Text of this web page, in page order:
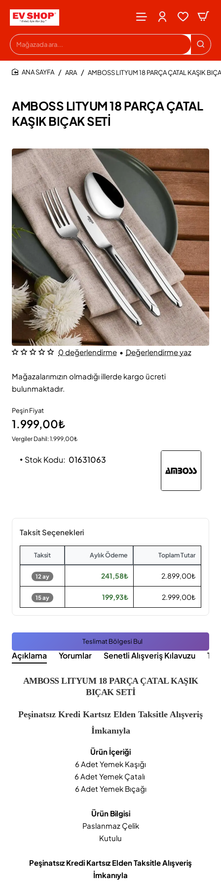
Mağazada
ara...
AMBOSS LITYUM 18 PARÇA ÇATAL
KAŞIK BIÇAK SETİ
ARA AMBOSS LITYUM 18 PARÇA ÇATAL KAŞIK
Mağazalarımızın olmadığı illerde kargo ücreti
bulunmaktadır.
0 değerlendirme • Değerlendirme yaz
Peşin Fiyat
1.999,00₺
Vergiler Dahil: 1.999,00₺
Stok Kodu: 01631063
Taksit Seçenekleri
Taksit Aylık Ödeme Toplam Tutar
12 ay 241,58₺ 2.899,00₺
15 ay 199,93₺ 2.999,00₺
Teslimat Bölgesi Bul
Açıklama Yorumlar Senetli Alışveriş Kılavuzu
AMBOSS LITYUM 18 PARÇA ÇATAL KAŞIK
BIÇAK SETİ
Peşinatsız Kredi Kartsız Elden Taksitle Alışveriş
İmkanıyla
Ürün İçeriği
6 Adet Yemek Kaşığı
6 Adet Yemek Çatalı
6 Adet Yemek Bıçağı
Ürün Bilgisi
Paslanmaz Çelik
Kutulu
Peşinatsız Kredi Kartsız Elden Taksitle Alışveriş
İmkanıyla